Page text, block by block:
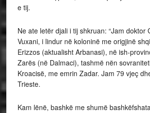
e tij.
Ne ate letër djali i tij shkruan: “Jam doktor
Vuxani, i lindur në koloninë me origjinë
Erizzos (aktualisht Arbanasi), në ish-
Zarës (në Dalmaci), tashmë nën
Kroacisë, me emrin Zadar. Jam 79 vjeç
Trieste.
Kam lënë, bashkë me shumë